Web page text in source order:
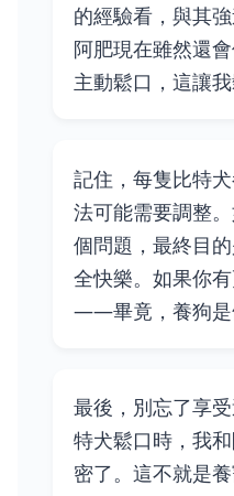
的經驗看，與其
阿肥現在雖然還
主動鬆口，這讓我
記住，每隻比特
法可能需要調整
個問題，最終目
全快樂。如果你
——畢竟，養狗是
最後，別忘了享
特犬鬆口時，我
密了。這不就是